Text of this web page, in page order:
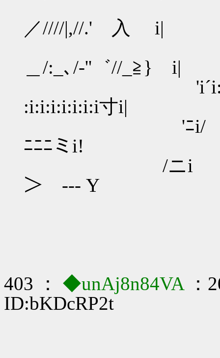
／////|,//.' 入 i|
＿/:_､/‐''゛//_≧} i|
'i´i:,'＼/V //∥
:i:i:i:i:i:i:i寸i|
'ﾆi/ ＼/i__只
ﾆﾆﾆミi!
/ニi / |
＞ --- Y
403 ： ◆unAj8n84VA
：
ID:bKDcRP2t